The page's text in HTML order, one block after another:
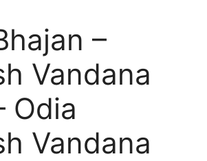
–
Vandana
Odia
Vandana